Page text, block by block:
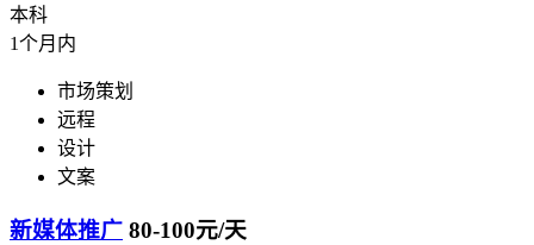
本科
1个月内
市场策划
远程
设计
文案
新媒体推广 80-100元/天